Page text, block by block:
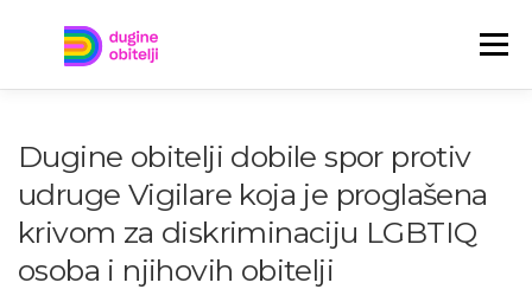
Izbornik
JAVITE NAM SE! NOVOSTI ENGLISH
Dugine obitelji dobile spor protiv
udruge Vigilare koja je proglašena
krivom za diskriminaciju LGBTIQ
osoba i njihovih obitelji